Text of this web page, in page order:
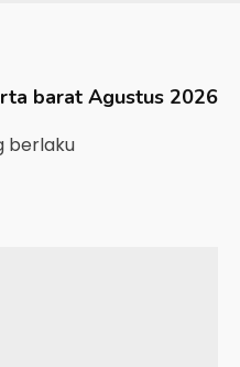
barat Agustus 2026
berlaku